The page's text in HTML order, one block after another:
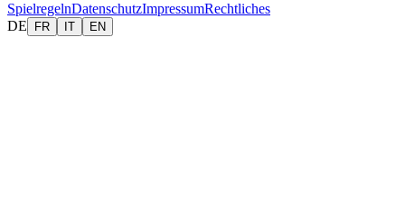
SpielregelnDatenschutzImpressumRechtliches
DE
FR IT EN